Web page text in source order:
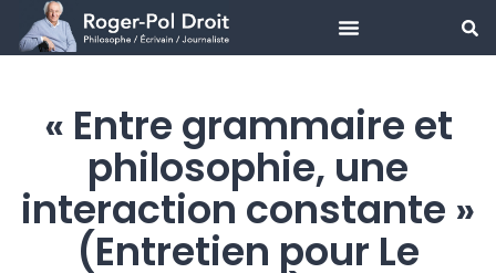
Aller
« Entre grammaire et
philosophie, une
interaction constante »
(Entretien pour Le